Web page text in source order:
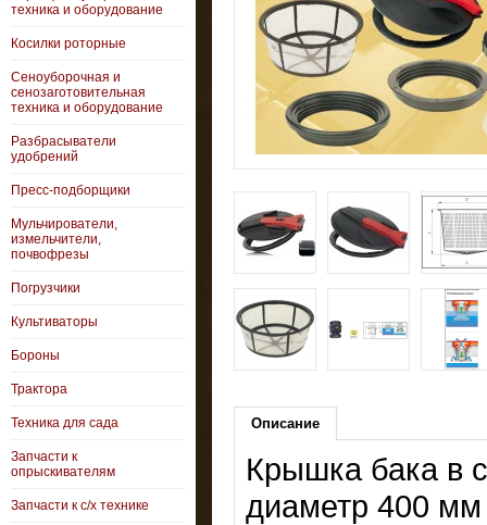
техника и оборудование
Косилки роторные
Сеноуборочная и
сенозаготовительная
техника и оборудование
Разбрасыватели
удобрений
Пресс-подборщики
Мульчирователи,
измельчители,
почвофрезы
Погрузчики
Культиваторы
Бороны
Трактора
Техника для сада
Запчасти к
опрыскивателям
Запчасти к с/х технике
Описание
Крышка бака в
диаметр 400 мм